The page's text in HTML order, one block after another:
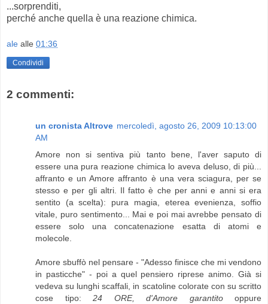
...sorprenditi,
perché anche quella è una reazione chimica.
ale alle 01:36
Condividi
2 commenti:
un cronista Altrove mercoledì, agosto 26, 2009 10:13:00
AM
Amore non si sentiva più tanto bene, l'aver saputo di
essere una pura reazione chimica lo aveva deluso, di più...
affranto e un Amore affranto è una vera sciagura, per se
stesso e per gli altri. Il fatto è che per anni e anni si era
sentito (a scelta): pura magia, eterea evenienza, soffio
vitale, puro sentimento... Mai e poi mai avrebbe pensato di
essere solo una concatenazione esatta di atomi e
molecole.
Amore sbuffò nel pensare - "Adesso finisce che mi vendono
in pasticche" - poi a quel pensiero riprese animo. Già si
vedeva su lunghi scaffali, in scatoline colorate con su scritto
cose tipo: 24 ORE, d'Amore garantitooppure